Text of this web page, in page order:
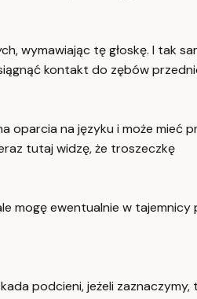
wymawiając tę głoskę. I tak
kontakt do zębów
na języku i może mieć
tutaj widzę, że troszeczkę
mogę ewentualnie w
podcieni, jeżeli zaznaczymy,